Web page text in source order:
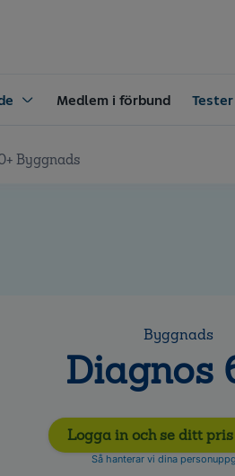
Medlem i förbund
Byggnads
Byggnads
Diagnos
Logga in och se ditt
Så hanterar vi dina